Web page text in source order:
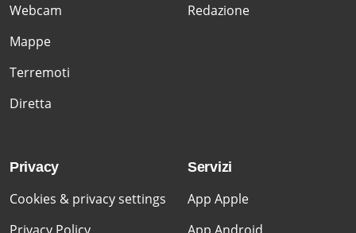
Webcam
Mappe
Terremoti
Diretta
Redazione
Privacy
Cookies & privacy settings
Privacy Policy
Servizi
App Apple
App Android